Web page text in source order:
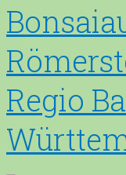
Regio